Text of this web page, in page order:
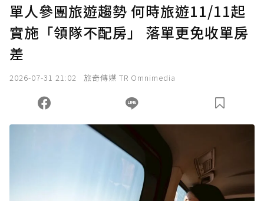
確認送出
您當前剩餘 U 利點數：0點；前往 購買點數
單人參團旅遊趨勢 何時旅遊11/11起
實施「領隊不配房」 落單更免收單房
差
2026-07-31 21:02 旅奇傳媒 TR Omnimedia